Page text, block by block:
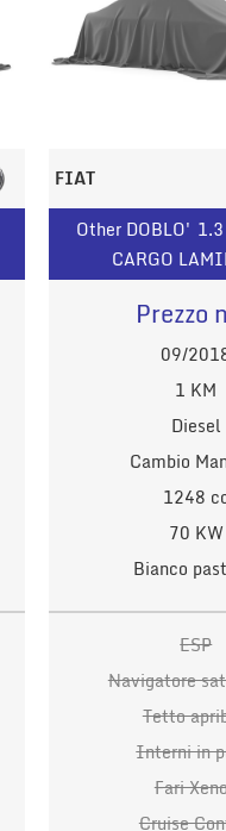
FIAT
Other DOBLO' 1.3
CARGO
Prezzo
09/
1 KM
Diesel
Cambio
1248
70 KW
Bianco
ESP
Navigatore
Tetto
Interni in
Fari
Cruise